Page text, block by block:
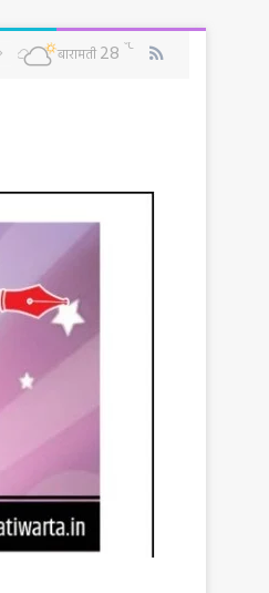
बारामती 28 ℃ RSS